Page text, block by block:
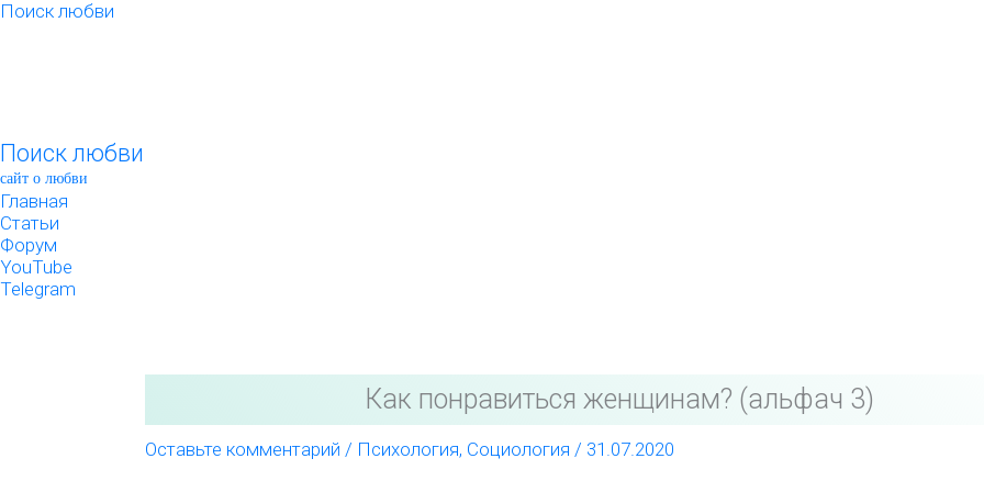
Перейти
Поиск любви
Поиск любви
сайт о любви
Главная
Статьи
Форум
YouTube
Telegram
Как понравиться женщинам? (альфач 3)
Оставьте комментарий / Психология, Социология / 31.07.2020